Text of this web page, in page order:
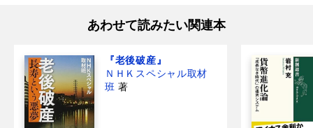
あわせて読みたい関連本
『老後破産』
ＮＨＫスペシャル取材
班 著